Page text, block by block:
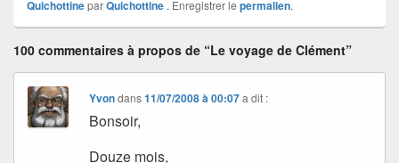
QuichottineparQuichottine . Enregistrer le permalien.
100 commentaires à propos de “Le voyage de Clément”
Yvondans11/07/2008 à 00:07 a dit :
Bonsoir,
Douze mois,